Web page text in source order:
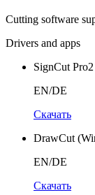
Cutting software
Drivers and apps
SignCut
EN/DE
Скачать
DrawCut
EN/DE
Скачать